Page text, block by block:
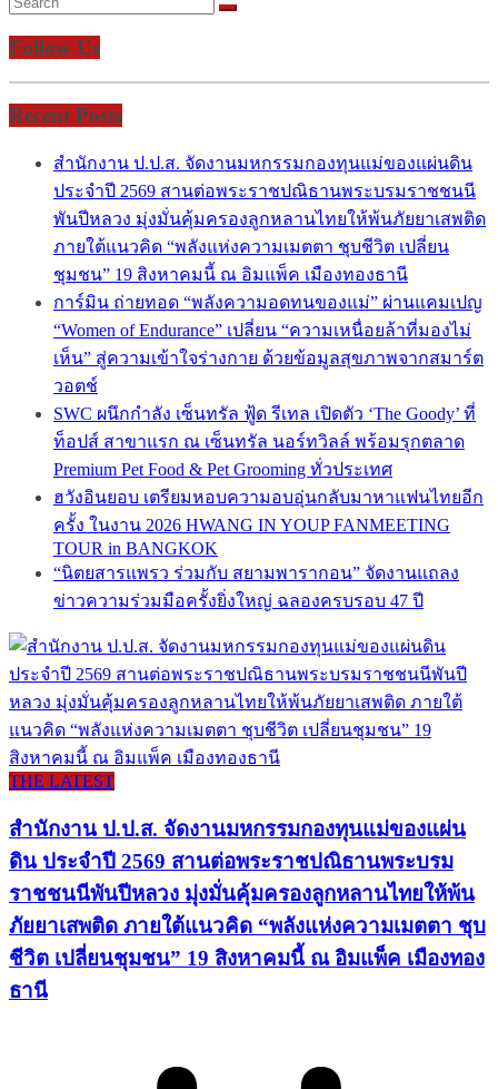
Follow Us
Recent Posts
สำนักงาน ป.ป.ส. จัดงานมหกรรมกองทุนแม่ของแผ่นดิน
ประจำปี 2569 สานต่อพระราชปณิธานพระบรมราชชนนี
พันปีหลวง มุ่งมั่นคุ้มครองลูกหลานไทยให้พ้นภัยยาเสพติด
ภายใต้แนวคิด “พลังแห่งความเมตตา ชุบชีวิต เปลี่ยน
ชุมชน” 19 สิงหาคมนี้ ณ อิมแพ็ค เมืองทองธานี
การ์มิน ถ่ายทอด “พลังความอดทนของแม่” ผ่านแคมเปญ
“Women of Endurance” เปลี่ยน “ความเหนื่อยล้าที่มองไม่
เห็น” สู่ความเข้าใจร่างกาย ด้วยข้อมูลสุขภาพจากสมาร์ต
วอตช์
SWC ผนึกกำลัง เซ็นทรัล ฟู้ด รีเทล เปิดตัว ‘The Goody’ ที่
ท็อปส์ สาขาแรก ณ เซ็นทรัล นอร์ทวิลล์ พร้อมรุกตลาด
Premium Pet Food & Pet Grooming ทั่วประเทศ
ฮวังอินยอบ เตรียมหอบความอบอุ่นกลับมาหาแฟนไทยอีก
ครั้ง ในงาน 2026 HWANG IN YOUP FANMEETING
TOUR in BANGKOK
“นิตยสารแพรว ร่วมกับ สยามพารากอน” จัดงานแถลง
ข่าวความร่วมมือครั้งยิ่งใหญ่ ฉลองครบรอบ 47 ปี
THE LATEST
สำนักงาน ป.ป.ส. จัดงานมหกรรมกองทุนแม่ของแผ่น
ดิน ประจำปี 2569 สานต่อพระราชปณิธานพระบรม
ราชชนนีพันปีหลวง มุ่งมั่นคุ้มครองลูกหลานไทยให้พ้น
ภัยยาเสพติด ภายใต้แนวคิด “พลังแห่งความเมตตา ชุบ
ชีวิต เปลี่ยนชุมชน” 19 สิงหาคมนี้ ณ อิมแพ็ค เมืองทอง
ธานี